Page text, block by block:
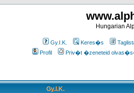
Hungarian
Gy.I.K. Keres�s
Profil
Priv�t �zeneteid
Gy.I.K.